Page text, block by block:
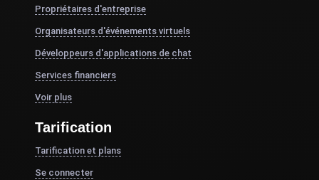
Propriétaires d'entreprise
Organisateurs d'événements virtuels
Développeurs d'applications de chat
Services financiers
Voir plus
Tarification
Tarification et plans
Se connecter